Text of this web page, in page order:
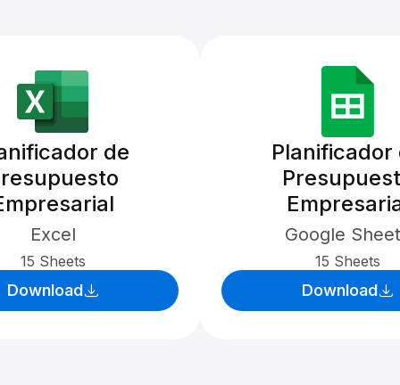
de
Excel
15 Sheets
Download
Planificador
Google
15 Sheets
Download